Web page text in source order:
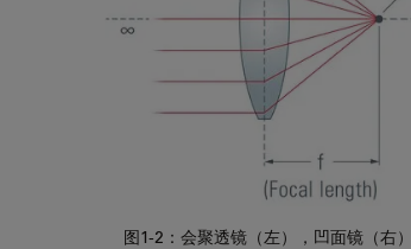
图1-2：会聚透镜（左），凹面镜（右）